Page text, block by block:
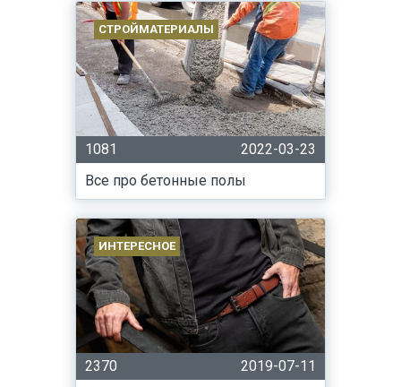
СТРОЙМАТЕРИАЛЫ
1081
2022-03-23
Все про бетонные полы
ИНТЕРЕСНОЕ
2370
2019-07-11